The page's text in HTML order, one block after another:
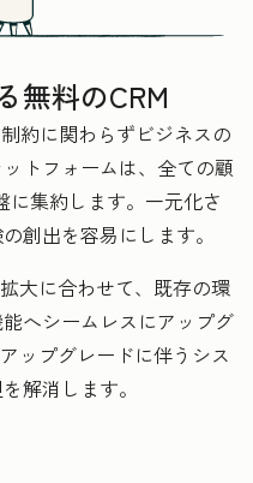
無料のCRM
約に関わらずビジネスの
トフォームは、全ての顧
に集約します。一元化さ
創出を容易にします。
大に合わせて、既存の環
へシームレスにアップグ
ップグレードに伴うシス
解消します。